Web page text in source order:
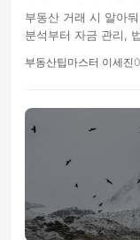
부동산 거래 시 알아
분석부터 자금 관리,
부동산팁마스터 이세진